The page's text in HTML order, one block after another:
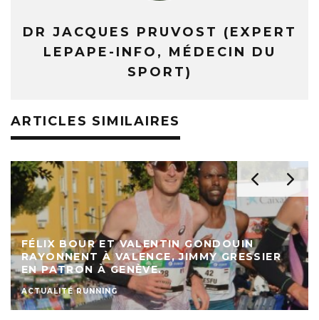
DR JACQUES PRUVOST (EXPERT
LEPAPE-INFO, MÉDECIN DU
SPORT)
ARTICLES SIMILAIRES
FÉLIX BOUR ET VALENTIN GONDOUIN
RAYONNENT À VALENCE, JIMMY GRESSIER
EN PATRON À GENÈVE.
ACTUALITÉ RUNNING